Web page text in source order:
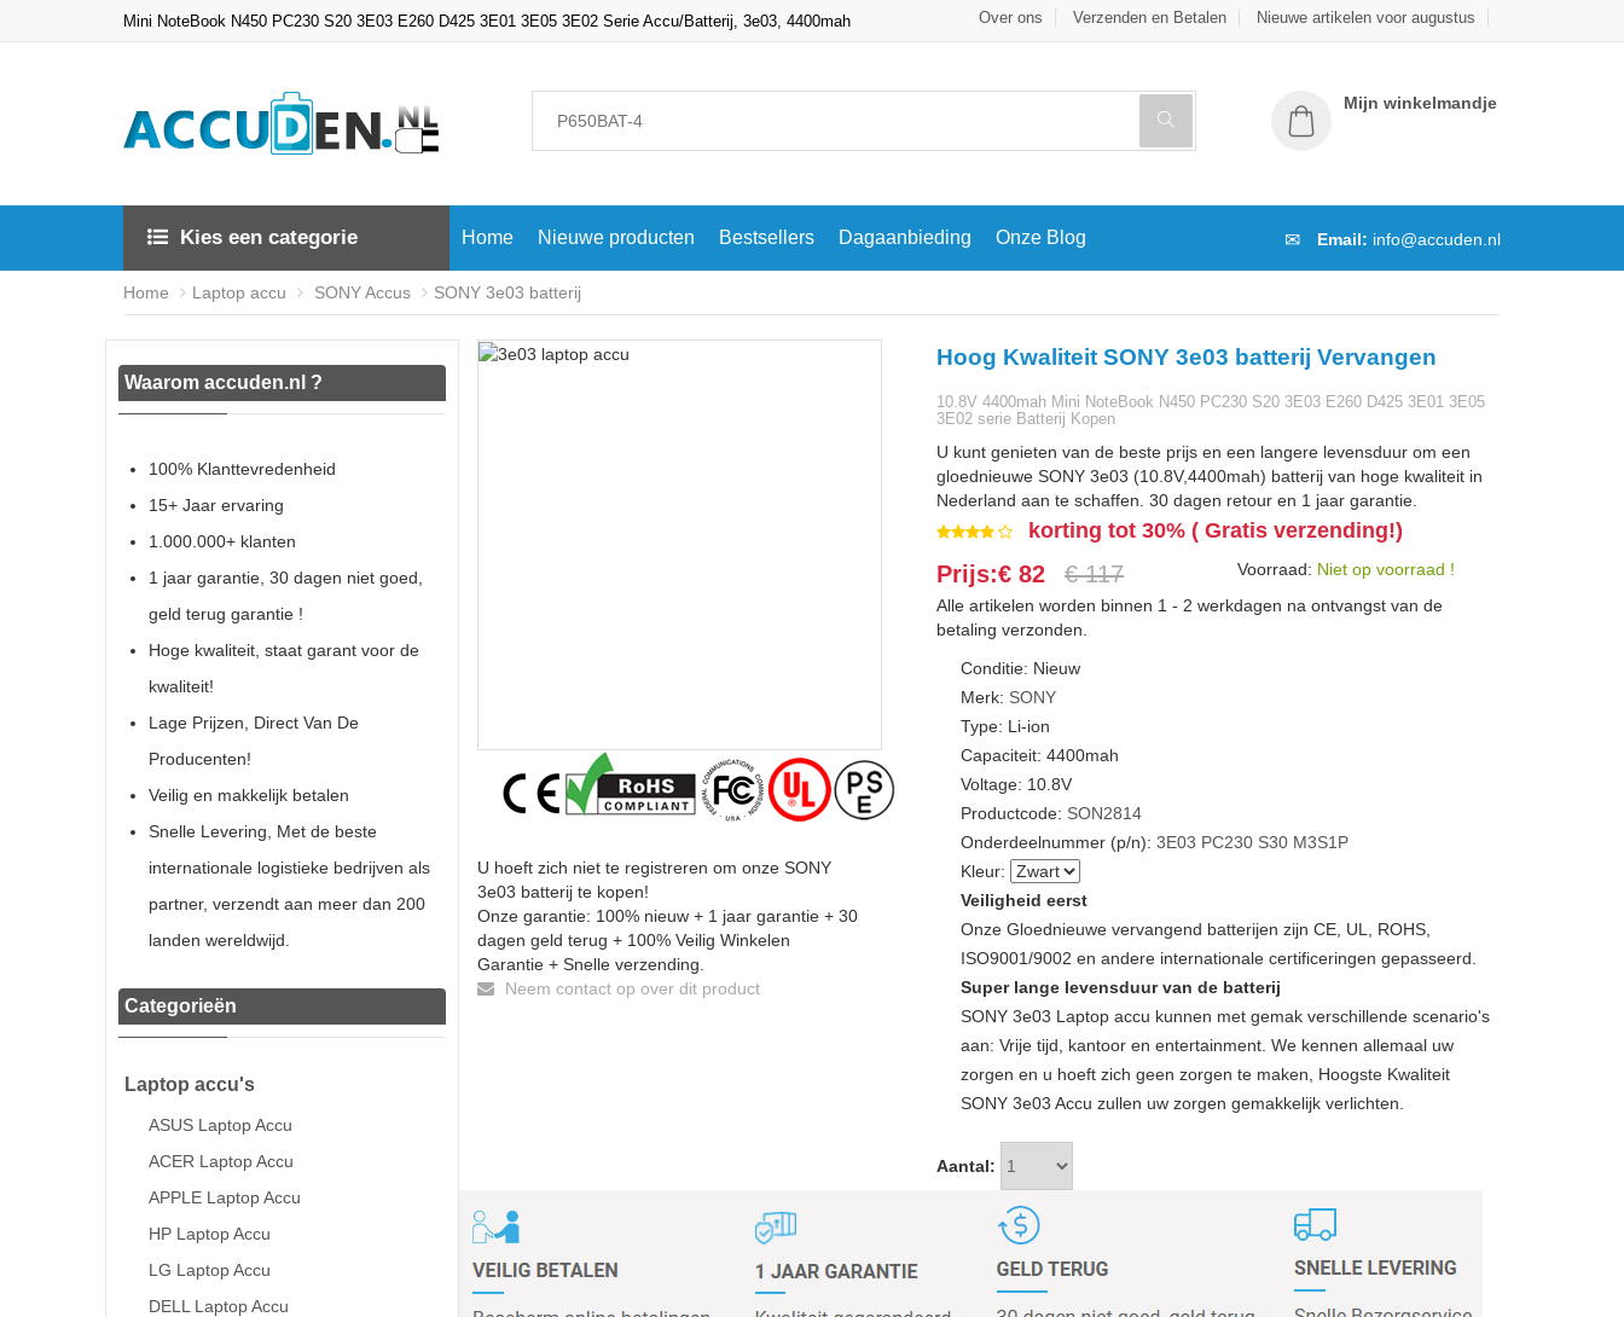
Mini NoteBook N450 PC230 S20 3E03 E260 D425 3E01 3E05 3E02 Serie Accu/Batterij, 3e03, 4400mah Over ons Verzenden en Betalen Nieuwe artikelen voor augustus
Mijn winkelmandje
Kies een categorie Home Nieuwe producten Bestsellers Dagaanbieding Onze Blog Email: info@accuden.nl
Home Laptop accu SONY Accus SONY 3e03 batterij
Waarom accuden.nl ?
100% Klanttevredenheid
15+ Jaar ervaring
1.000.000+ klanten
1 jaar garantie, 30 dagen niet goed,
geld terug garantie !
Hoge kwaliteit, staat garant voor de
kwaliteit!
Lage Prijzen, Direct Van De
Producenten!
Veilig en makkelijk betalen
Snelle Levering, Met de beste
internationale logistieke bedrijven als
partner, verzendt aan meer dan 200
landen wereldwijd.
Categorieën
Laptop accu's
ASUS Laptop Accu
ACER Laptop Accu
APPLE Laptop Accu
HP Laptop Accu
LG Laptop Accu
DELL Laptop Accu
U hoeft zich niet te registreren om onze SONY
3e03 batterij te kopen!
Onze garantie: 100% nieuw + 1 jaar garantie + 30
dagen geld terug + 100% Veilig Winkelen
Garantie + Snelle verzending.
Neem contact op over dit product
Hoog Kwaliteit SONY 3e03 batterij Vervangen
10.8V 4400mah Mini NoteBook N450 PC230 S20 3E03 E260 D425 3E01 3E05
3E02 serie Batterij Kopen
U kunt genieten van de beste prijs en een langere levensduur om een
gloednieuwe SONY 3e03 (10.8V,4400mah) batterij van hoge kwaliteit in
Nederland aan te schaffen. 30 dagen retour en 1 jaar garantie.
korting tot 30% ( Gratis verzending!)
Prijs:€ 82 € 117 Voorraad: Niet op voorraad !
Alle artikelen worden binnen 1 - 2 werkdagen na ontvangst van de
betaling verzonden.
Conditie: Nieuw
Merk: SONY
Type: Li-ion
Capaciteit: 4400mah
Voltage: 10.8V
Productcode: SON2814
Onderdeelnummer (p/n):3E03 PC230 S30 M3S1P
Kleur:
Veiligheid eerst
Onze Gloednieuwe vervangend batterijen zijn CE, UL, ROHS,
ISO9001/9002 en andere internationale certificeringen gepasseerd.
Super lange levensduur van de batterij
SONY 3e03 Laptop accu kunnen met gemak verschillende scenario's
aan: Vrije tijd, kantoor en entertainment. We kennen allemaal uw
zorgen en u hoeft zich geen zorgen te maken, Hoogste Kwaliteit
SONY 3e03 Accu zullen uw zorgen gemakkelijk verlichten.
Aantal: